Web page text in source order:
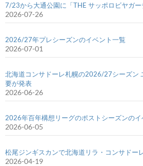
7/23から大通公園に「THE サッポロビヤガ
2026-07-26
2026/27年プレシーズンのイベント一覧
2026-07-01
北海道コンサドーレ札幌の2026/27シーズン
要が発表
2026-06-26
2026年百年構想リーグのポストシーズンのイ
2026-06-05
松尾ジンギスカンで北海道リラ・コンサドー
2026-04-19